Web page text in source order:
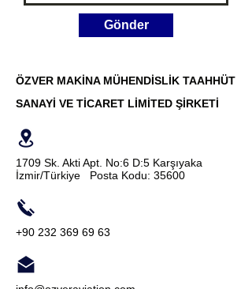
Gönder
ÖZVER MAKİNA MÜHENDİSLİK TAAHHÜT
SANAYİ VE TİCARET LİMİTED ŞİRKETİ
1709 Sk. Akti Apt. No:6 D:5 Karşıyaka
İzmir/Türkiye Posta Kodu: 35600
+90 232 369 69 63